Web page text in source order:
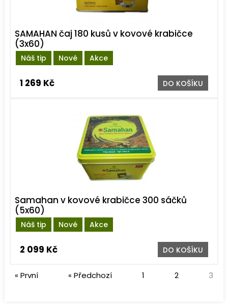
Náš tip Nové Akce
SAMAHAN čaj 180 kusů v kovové krabičce
(3x60)
1 269 Kč DO KOŠÍKU
Náš tip Nové Akce
Samahan v kovové krabičce 300 sáčků
(5x60)
2 099 Kč DO KOŠÍKU
« První « Předchozí 1 2 3